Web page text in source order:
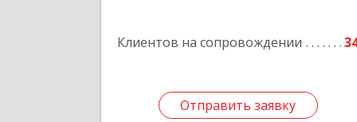
Клиентов на сопровождении
Отправить заявку
Отправить заявку